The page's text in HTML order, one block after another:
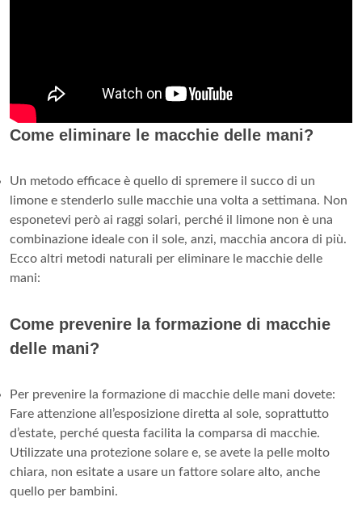
Come eliminare le macchie delle mani?
Un metodo efficace è quello di spremere il succo di un
limone e stenderlo sulle macchie una volta a settimana. Non
esponetevi però ai raggi solari, perché il limone non è una
combinazione ideale con il sole, anzi, macchia ancora di più.
Ecco altri metodi naturali per eliminare le macchie delle
mani:
Come prevenire la formazione di macchie
delle mani?
Per prevenire la formazione di macchie delle mani dovete:
Fare attenzione all’esposizione diretta al sole, soprattutto
d’estate, perché questa facilita la comparsa di macchie.
Utilizzate una protezione solare e, se avete la pelle molto
chiara, non esitate a usare un fattore solare alto, anche
quello per bambini.